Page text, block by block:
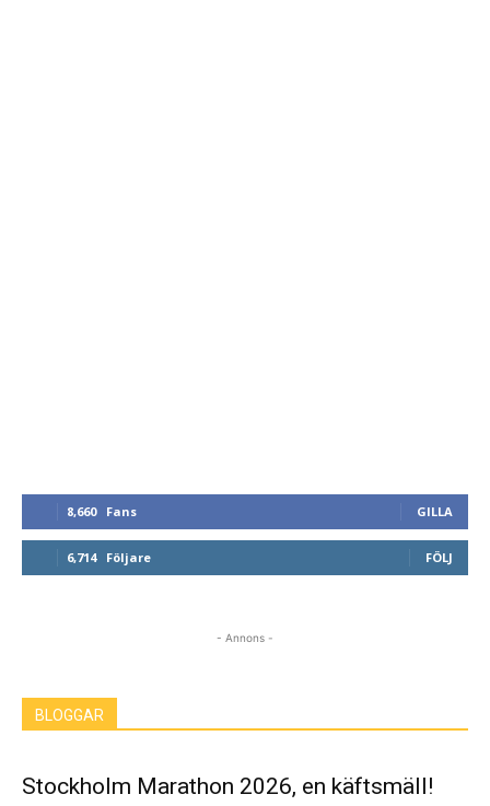
8,660 Fans GILLA
6,714 Följare FÖLJ
- Annons -
BLOGGAR
Stockholm Marathon 2026, en käftsmäll!